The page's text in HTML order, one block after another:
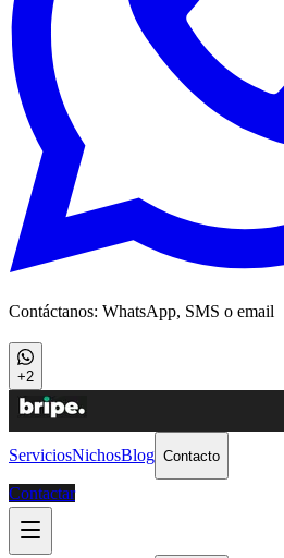
Contáctanos: WhatsApp, SMS o email
+2
ServiciosNichosBlog Contacto
Contactar